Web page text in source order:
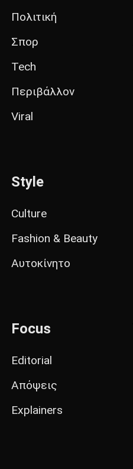
Πολιτική
Σπορ
Tech
Περιβάλλον
Viral
Style
Culture
Fashion & Beauty
Αυτοκίνητο
Focus
Editorial
Απόψεις
Explainers